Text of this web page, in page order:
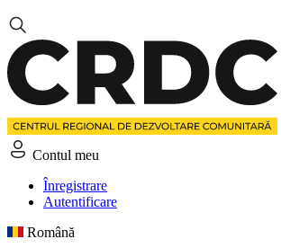
Contul meu
Înregistrare
Autentificare
Română